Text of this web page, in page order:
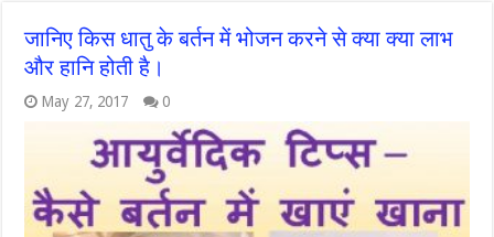
जानिए किस धातु के बर्तन में भोजन करने से क्या क्या लाभ
और हानि होती है।
May 27, 2017 0